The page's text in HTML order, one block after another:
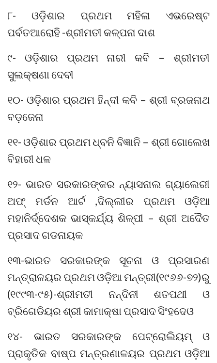
୮- ଓଡ଼ିଶାର ପ୍ରଥମ ମହିଳା ଏଭରେଷ୍ଟ
ପର୍ବତଆରୋହି -ଶ୍ରୀମତୀ କଳ୍ପନା ଦାଶ
୯- ଓଡ଼ିଶାର ପ୍ରଥମ ନାରୀ କବି – ଶ୍ରୀମତୀ
ସୁଲକ୍ଷଣା ଦେବୀ
୧୦- ଓଡ଼ିଶାର ପ୍ରଥମ ହିନ୍ଦୀ କବି – ଶ୍ରୀ ବ୍ରଜନାଥ
ବଡ଼ଜେନା
୧୧- ଓଡ଼ିଶାର ପ୍ରଥମ ଧ୍ବନି ବିଜ୍ଞାନି – ଶ୍ରୀ ଗୋଲେଖ
ବିହାରୀ ଧଳ
୧୨- ଭାରତ ସରକାରଙ୍କର ନ୍ୟାସନାଲ ଗ୍ୟାଲେରୀ
ଅଫ୍ ମର୍ଡନ ଆର୍ଟ ,ଦିଲ୍ଲୀର ପ୍ରଥମ ଓଡ଼ିଆ
ମହାନିର୍ଦ୍ଦେଶକ ଭାସ୍କର୍ଯ୍ୟ ଶିଳ୍ପୀ – ଶ୍ରୀ ଅଦୈତ
ପ୍ରସାଦ ଗଡନାୟକ
୧୩-ଭାରତ ସରକାରଙ୍କ ସୂଚନା ଓ ପ୍ରସାରଣ
ମନ୍ତ୍ରାଳୟର ପ୍ରଥମ ଓଡ଼ିଆ ମନ୍ତ୍ରୀ(୧୯୬୬-୭୨)ରୁ
(୧୯୯୩-୯୫)-ଶ୍ରୀମତୀ ନନ୍ଦିନୀ ଶତପଥୀ ଓ
ବ୍ରିଗେଡିୟର ଶ୍ରୀ କାମାକ୍ଷା ପ୍ରସାଦ ସିଂହଦେଓ
୧୪- ଭାରତ ସରକାରଙ୍କ ପେଟ୍ରୋଲିୟମ୍ ଓ
ପ୍ରାକୃତିକ ବାଷ୍ପ ମନ୍ତ୍ରଣାଳୟର ପ୍ରଥମ ଓଡ଼ିଆ